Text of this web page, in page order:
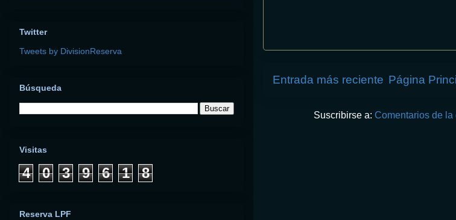
Entrada más reciente Página
Suscribirse a: Comentarios de la
Twitter
Tweets by DivisionReserva
Búsqueda
Visitas
4 0 3 9 6 1 8
Reserva LPF